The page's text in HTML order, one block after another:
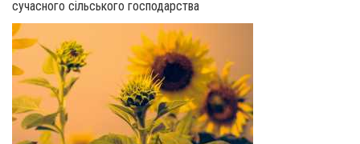
сучасного сільського господарства